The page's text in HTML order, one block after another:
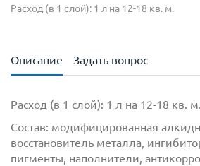
Расход (в 1 слой): 1 л на 12-18 кв. м.
Описание Задать вопрос
Расход (в 1 слой): 1 л на 12-18 кв. м.
Состав: модифицированная
восстановитель металла,
пигменты, наполнители,